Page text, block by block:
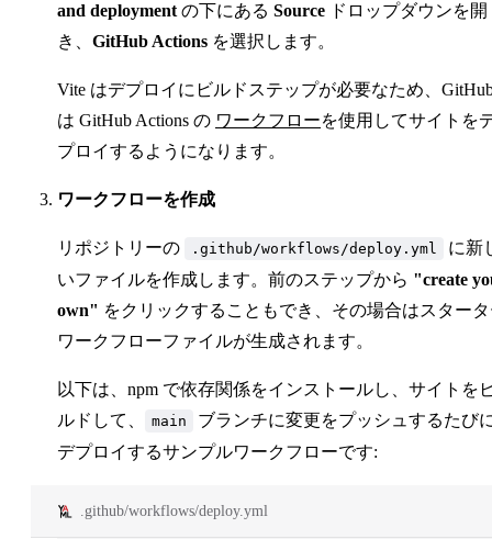
and deployment の下にある Source ドロップダウンを開
き、 GitHub Actions を選択します。
Vite はデプロイにビルドステップが必要なため、
は GitHub Actions の ワークフローを使用してサイトを
プロイするようになります。
ワークフローを作成
リポジトリーの .github/workflows/deploy.yml
に新
いファイルを作成します。前のステップから "create
own" をクリックすることもでき、その場合はスター
ワークフローファイルが生成されます。
以下は、npm で依存関係をインストールし、サイトを
ルドして、
main
ブランチに変更をプッシュするたび
デプロイするサンプルワークフローです:
.github/workflows/deploy.yml